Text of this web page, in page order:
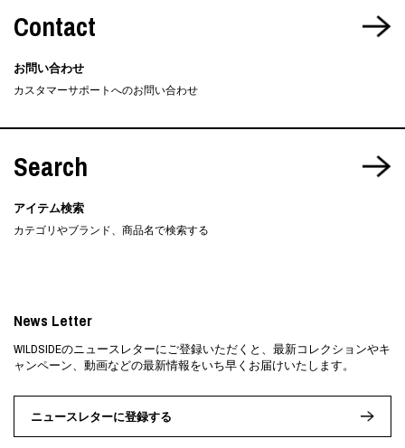
Contact
お問い合わせ
カスタマーサポートへのお問い合わせ
Search
アイテム検索
カテゴリやブランド、商品名で検索する
News Letter
WILDSIDEのニュースレターにご登録いただくと、最新コレクションやキ
ャンペーン、動画などの最新情報をいち早くお届けいたします。
ニュースレターに登録する